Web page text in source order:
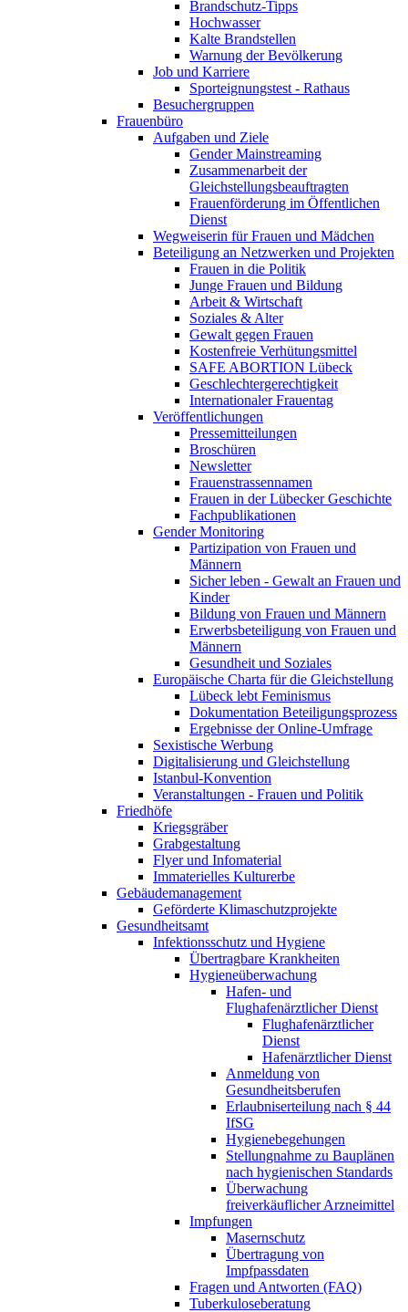
Brandschutz-Tipps
Hochwasser
Kalte Brandstellen
Warnung der Bevölkerung
Job und Karriere
Sporteignungstest - Rathaus
Besuchergruppen
Frauenbüro
Aufgaben und Ziele
Gender Mainstreaming
Zusammenarbeit der
Gleichstellungsbeauftragten
Frauenförderung im Öffentlichen
Dienst
Wegweiserin für Frauen und Mädchen
Beteiligung an Netzwerken und Projekten
Frauen in die Politik
Junge Frauen und Bildung
Arbeit & Wirtschaft
Soziales & Alter
Gewalt gegen Frauen
Kostenfreie Verhütungsmittel
SAFE ABORTION Lübeck
Geschlechtergerechtigkeit
Internationaler Frauentag
Veröffentlichungen
Pressemitteilungen
Broschüren
Newsletter
Frauenstrassennamen
Frauen in der Lübecker Geschichte
Fachpublikationen
Gender Monitoring
Partizipation von Frauen und
Männern
Sicher leben - Gewalt an Frauen und
Kinder
Bildung von Frauen und Männern
Erwerbsbeteiligung von Frauen und
Männern
Gesundheit und Soziales
Europäische Charta für die Gleichstellung
Lübeck lebt Feminismus
Dokumentation Beteiligungsprozess
Ergebnisse der Online-Umfrage
Sexistische Werbung
Digitalisierung und Gleichstellung
Istanbul-Konvention
Veranstaltungen - Frauen und Politik
Friedhöfe
Kriegsgräber
Grabgestaltung
Flyer und Infomaterial
Immaterielles Kulturerbe
Gebäudemanagement
Geförderte Klimaschutzprojekte
Gesundheitsamt
Infektionsschutz und Hygiene
Übertragbare Krankheiten
Hygieneüberwachung
Hafen- und
Flughafenärztlicher Dienst​
Flughafenärztlicher
Dienst​
Hafenärztlicher Dienst
Anmeldung von
Gesundheitsberufen
Erlaubniserteilung nach § 44
IfSG
Hygienebegehungen
Stellungnahme zu Bauplänen
nach hygienischen Standards
Überwachung
freiverkäuflicher Arzneimittel
Impfungen
Masernschutz
Übertragung von
Impfpassdaten
Fragen und Antworten (FAQ)
Tuberkuloseberatung